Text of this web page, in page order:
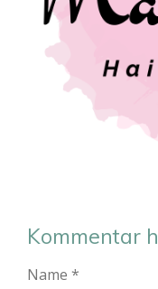
Kommentar
Name *